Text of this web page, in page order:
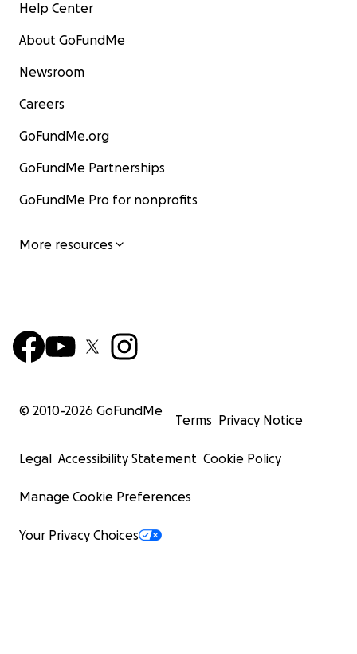
Help Center
About GoFundMe
Newsroom
Careers
GoFundMe.org
GoFundMe Partnerships
GoFundMe Pro for nonprofits
More resources
© 2010-2026 GoFundMe
Terms Privacy Notice
Legal Accessibility Statement Cookie Policy
Manage Cookie Preferences
Your Privacy Choices